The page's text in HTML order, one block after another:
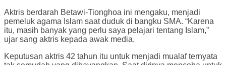
Aktris berdarah Betawi-Tionghoa ini mengaku, menjadi
pemeluk agama Islam saat duduk di bangku SMA. “Karena
itu, masih banyak yang perlu saya pelajari tentang Islam,”
ujar sang aktris kepada awak media.
Keputusan aktris 42 tahun itu untuk menjadi mualaf ternyata